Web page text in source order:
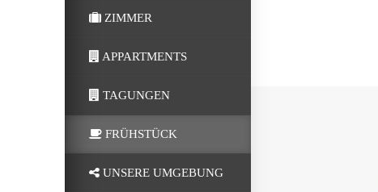
ZIMMER
APPARTMENTS
TAGUNGEN
FRÜHSTÜCK
UNSERE UMGEBUNG